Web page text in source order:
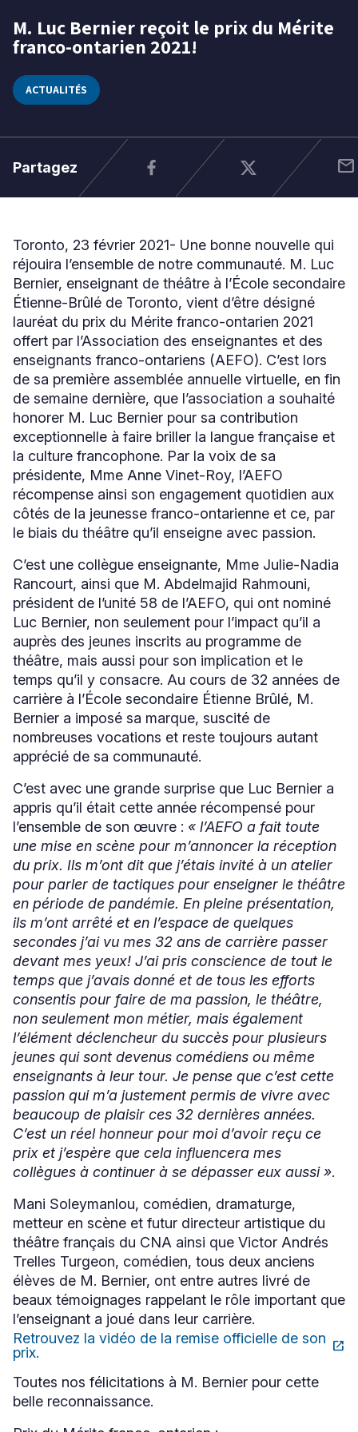
Élémentaire
RECHERCHER
23
févr.
M. Luc Bernier reçoit le prix du Mérite
franco-ontarien 2021!
ACTUALITÉS
Partagez mail
Toronto, 23 février 2021- Une bonne nouvelle qui
réjouira l’ensemble de notre communauté. M. Luc
Bernier, enseignant de théâtre à l’École secondaire
Étienne-Brûlé de Toronto, vient d’être désigné
lauréat du prix du Mérite franco-ontarien 2021
offert par l’Association des enseignantes et des
enseignants franco-ontariens (AEFO). C’est lors
de sa première assemblée annuelle virtuelle, en fin
de semaine dernière, que l’association a souhaité
honorer M. Luc Bernier pour sa contribution
exceptionnelle à faire briller la langue française et
la culture francophone. Par la voix de sa
présidente, Mme Anne Vinet-Roy, l’AEFO
récompense ainsi son engagement quotidien aux
côtés de la jeunesse franco-ontarienne et ce, par
le biais du théâtre qu’il enseigne avec passion.
C’est une collègue enseignante, Mme Julie-Nadia
Rancourt, ainsi que M. Abdelmajid Rahmouni,
président de l’unité 58 de l’AEFO, qui ont nominé
Luc Bernier, non seulement pour l’impact qu’il a
auprès des jeunes inscrits au programme de
théâtre, mais aussi pour son implication et le
temps qu’il y consacre. Au cours de 32 années de
carrière à l’École secondaire Étienne Brûlé, M.
Bernier a imposé sa marque, suscité de
nombreuses vocations et reste toujours autant
apprécié de sa communauté.
C’est avec une grande surprise que Luc Bernier a
appris qu’il était cette année récompensé pour
l’ensemble de son œuvre : « l’AEFO a fait toute
une mise en scène pour m’annoncer la réception
du prix. Ils m’ont dit que j’étais invité à un atelier
pour parler de tactiques pour enseigner le théâtre
en période de pandémie. En pleine présentation,
ils m’ont arrêté et en l’espace de quelques
secondes j’ai vu mes 32 ans de carrière passer
devant mes yeux! J’ai pris conscience de tout le
temps que j’avais donné et de tous les efforts
consentis pour faire de ma passion, le théâtre,
non seulement mon métier, mais également
l’élément déclencheur du succès pour plusieurs
jeunes qui sont devenus comédiens ou même
enseignants à leur tour. Je pense que c’est cette
passion qui m’a justement permis de vivre avec
beaucoup de plaisir ces 32 dernières années.
C’est un réel honneur pour moi d’avoir reçu ce
prix et j’espère que cela influencera mes
collègues à continuer à se dépasser eux aussi ».
Mani Soleymanlou, comédien, dramaturge,
metteur en scène et futur directeur artistique du
théâtre français du CNA ainsi que Victor Andrés
Trelles Turgeon, comédien, tous deux anciens
élèves de M. Bernier, ont entre autres livré de
beaux témoignages rappelant le rôle important que
l’enseignant a joué dans leur carrière.
Retrouvez la vidéo de la remise officielle de son
prix.
open_in_new
Ce
lien
s'ouvrira
dans
une
Toutes nos félicitations à M. Bernier pour cette
belle reconnaissance.